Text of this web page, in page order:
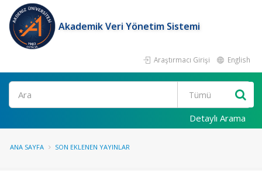
Akademik Veri Yönetim Sistemi
Araştırmacı Girişi English
Ara
Detaylı Arama
ANA SAYFA SON EKLENEN YAYINLAR